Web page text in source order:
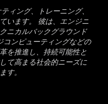
ィング、トレーニング、
います。 彼は、エンジニ
ニカルバックグラウンド
ンピューティングなどの
を推進し、持続可能性と
て高まる社会的ニーズに
す。